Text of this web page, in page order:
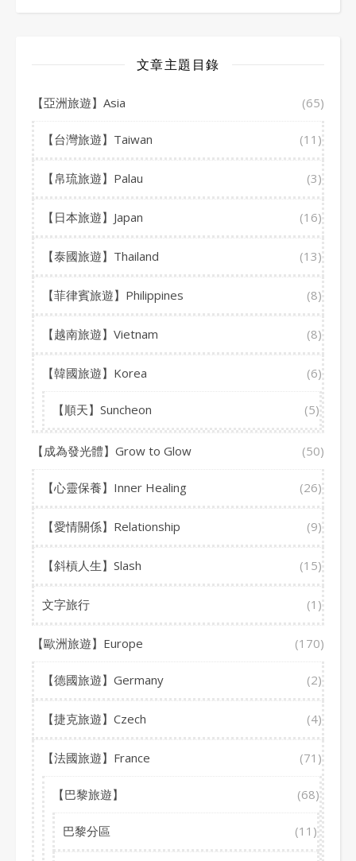
文章主題目錄
【亞洲旅遊】Asia (65)
【台灣旅遊】Taiwan (11)
【帛琉旅遊】Palau (3)
【日本旅遊】Japan (16)
【泰國旅遊】Thailand (13)
【菲律賓旅遊】Philippines (8)
【越南旅遊】Vietnam (8)
【韓國旅遊】Korea (6)
【順天】Suncheon (5)
【成為發光體】Grow to Glow (50)
【心靈保養】Inner Healing (26)
【愛情關係】Relationship (9)
【斜槓人生】Slash (15)
文字旅行 (1)
【歐洲旅遊】Europe (170)
【德國旅遊】Germany (2)
【捷克旅遊】Czech (4)
【法國旅遊】France (71)
【巴黎旅遊】 (68)
巴黎分區 (11)